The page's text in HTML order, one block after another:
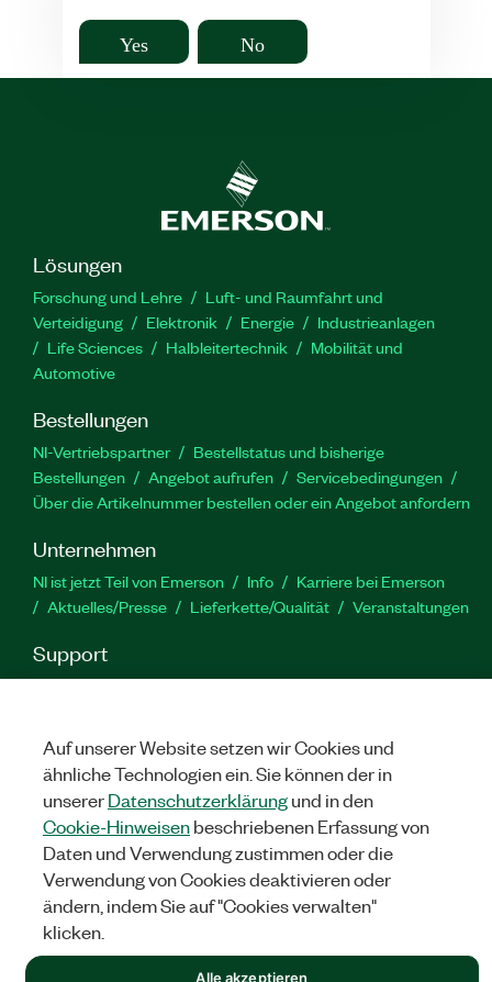
Yes No
Lösungen
Forschung und Lehre
Luft- und Raumfahrt und
Verteidigung
Elektronik Energie
Industrieanlagen
Life Sciences
Halbleitertechnik
Mobilität und
Automotive
Bestellungen
NI-Vertriebspartner
Bestellstatus und bisherige
Bestellungen
Angebot aufrufen
Servicebedingungen
Über die Artikelnummer bestellen oder ein Angebot anfordern
Unternehmen
NI ist jetzt Teil von Emerson Info
Karriere bei Emerson
Aktuelles/Presse
Lieferkette/Qualität Veranstaltungen
Support
Downloads Produktdokumentation
Diskussionsforen
YouTube
Twitter
RECHTLICHE HINWEISE
©NATIONAL INSTRUMENTS CORP. ALLE RECHTE VORBEHALTEN.
Auf unserer Website setzen wir Cookies und
ähnliche Technologien ein. Sie können der in
unsererDatenschutzerklärungund in den
Cookie-Hinweisenbeschriebenen Erfassung von
Daten und Verwendung zustimmen oder die
Verwendung von Cookies deaktivieren oder
ändern, indem Sie auf "Cookies verwalten"
klicken.
Alle akzeptieren